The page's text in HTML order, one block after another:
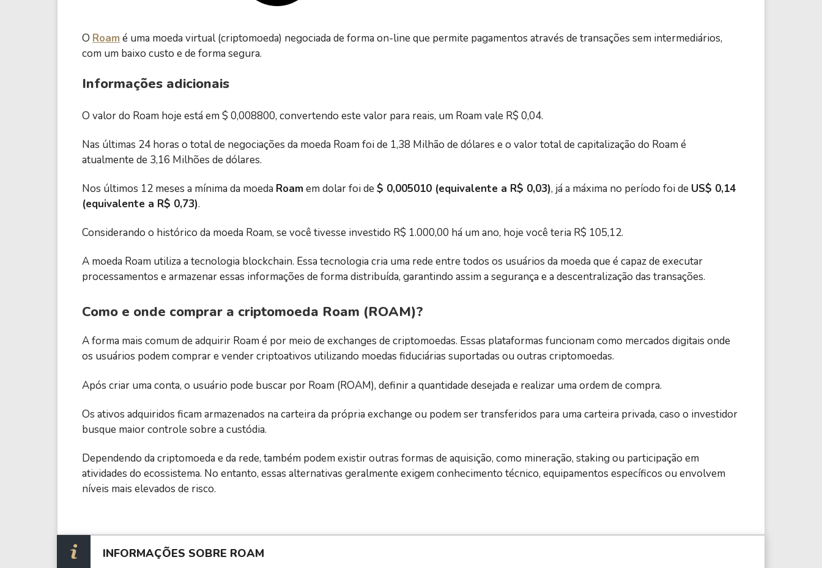
O Roam é uma moeda virtual (criptomoeda) negociada de forma on-line que permite pagamentos através de transações sem intermediários,
com um baixo custo e de forma segura.
Informações adicionais
O valor do Roam hoje está em $ 0,008800, convertendo este valor para reais, um Roam vale R$ 0,04.
Nas últimas 24 horas o total de negociações da moeda Roam foi de 1,38 Milhão de dólares e o valor total de capitalização do Roam é
atualmente de 3,16 Milhões de dólares.
Nos últimos 12 meses a mínima da moeda Roamem dolar foi de $ 0,005010 (equivalente a R$ 0,03), já a máxima no período foi de US$ 0,14
(equivalente a R$ 0,73).
Considerando o histórico da moeda Roam, se você tivesse investido R$ 1.000,00 há um ano, hoje você teria R$ 105,12.
A moeda Roam utiliza a tecnologia blockchain. Essa tecnologia cria uma rede entre todos os usuários da moeda que é capaz de executar
processamentos e armazenar essas informações de forma distribuída, garantindo assim a segurança e a descentralização das transações.
Como e onde comprar a criptomoeda Roam (ROAM)?
A forma mais comum de adquirir Roam é por meio de exchanges de criptomoedas. Essas plataformas funcionam como mercados digitais onde
os usuários podem comprar e vender criptoativos utilizando moedas fiduciárias suportadas ou outras criptomoedas.
Após criar uma conta, o usuário pode buscar por Roam (ROAM), definir a quantidade desejada e realizar uma ordem de compra.
Os ativos adquiridos ficam armazenados na carteira da própria exchange ou podem ser transferidos para uma carteira privada, caso o investidor
busque maior controle sobre a custódia.
Dependendo da criptomoeda e da rede, também podem existir outras formas de aquisição, como mineração, staking ou participação em
atividades do ecossistema. No entanto, essas alternativas geralmente exigem conhecimento técnico, equipamentos específicos ou envolvem
níveis mais elevados de risco.
INFORMAÇÕES SOBRE ROAM